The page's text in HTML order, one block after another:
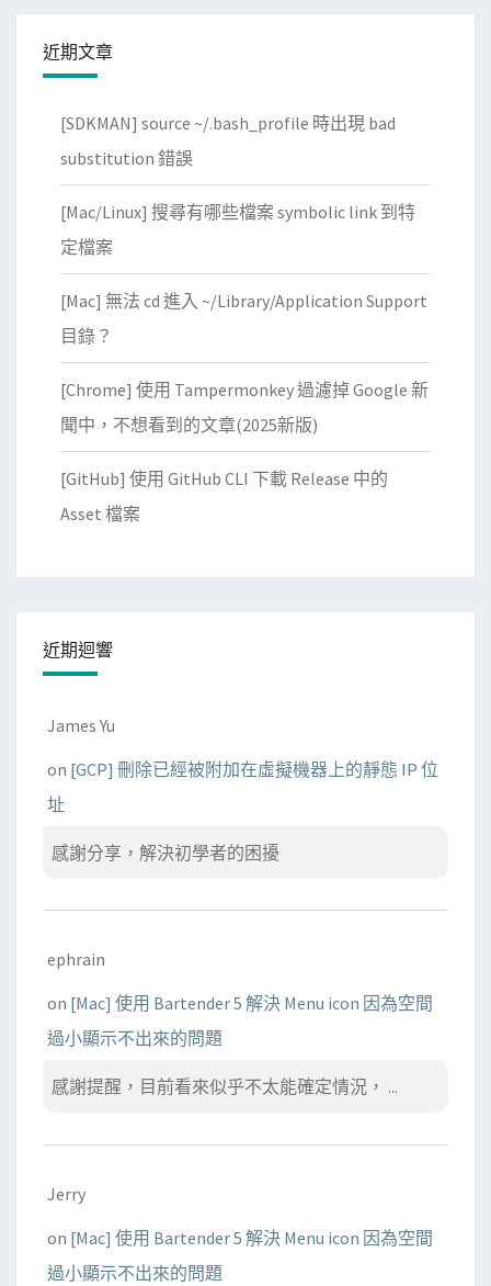
入
r
P
r
s
s
近期文章
[SDKMAN] source ~/.bash_profile 時出現 bad
substitution 錯誤
[Mac/Linux] 搜尋有哪些檔案 symbolic link 到特
定檔案
[Mac] 無法 cd 進入 ~/Library/Application Support
目錄？
[Chrome] 使用 Tampermonkey 過濾掉 Google 新
聞中，不想看到的文章(2025新版)
[GitHub] 使用 GitHub CLI 下載 Release 中的
Asset 檔案
近期迴響
James Yu
on [GCP] 刪除已經被附加在虛擬機器上的靜態 IP 位
址
感謝分享，解決初學者的困擾
ephrain
on [Mac] 使用 Bartender 5 解決 Menu icon 因為空間
過小顯示不出來的問題
感謝提醒，目前看來似乎不太能確定情況， ...
Jerry
on [Mac] 使用 Bartender 5 解決 Menu icon 因為空間
過小顯示不出來的問題